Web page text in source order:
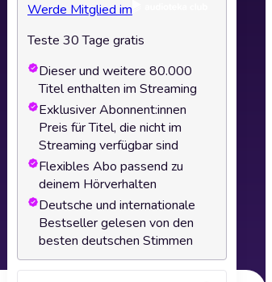
Werde Mitglied im
Teste 30 Tage gratis
Dieser und weitere 80.000
Titel enthalten im Streaming
Exklusiver Abonnent:innen
Preis für Titel, die nicht im
Streaming verfügbar sind
Flexibles Abo passend zu
deinem Hörverhalten
Deutsche und internationale
Bestseller gelesen von den
besten deutschen Stimmen